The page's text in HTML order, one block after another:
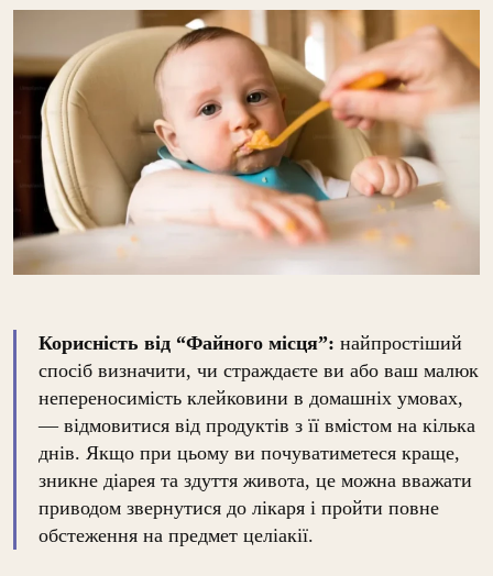
Корисність від “Файного місця”: найпростіший
спосіб визначити, чи страждаєте ви або ваш малюк
непереносимість клейковини в домашніх умовах,
— відмовитися від продуктів з її вмістом на кілька
днів. Якщо при цьому ви почуватиметеся краще,
зникне діарея та здуття живота, це можна вважати
приводом звернутися до лікаря і пройти повне
обстеження на предмет целіакії.